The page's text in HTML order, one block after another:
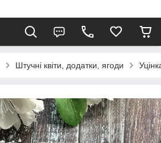
Штучні квіти, додатки, ягоди